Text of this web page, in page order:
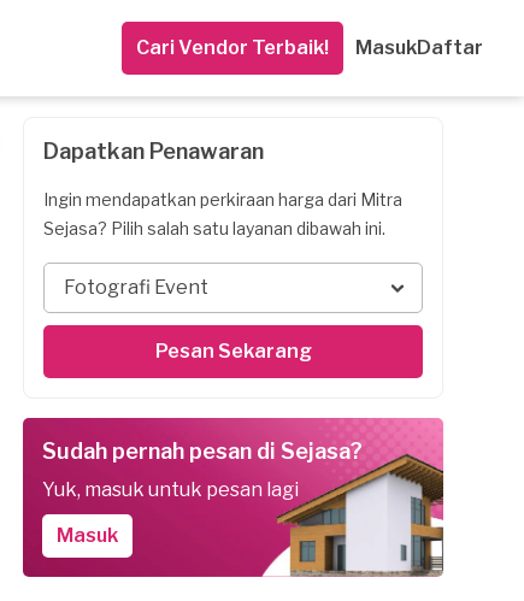
Cari Vendor Terbaik! MasukDaftar
Dapatkan Penawaran
Ingin mendapatkan perkiraan harga dari Mitra
Sejasa? Pilih salah satu layanan dibawah ini.
Fotografi Event
Pesan Sekarang
Sudah pernah pesan di Sejasa?
Yuk, masuk untuk pesan lagi
Masuk